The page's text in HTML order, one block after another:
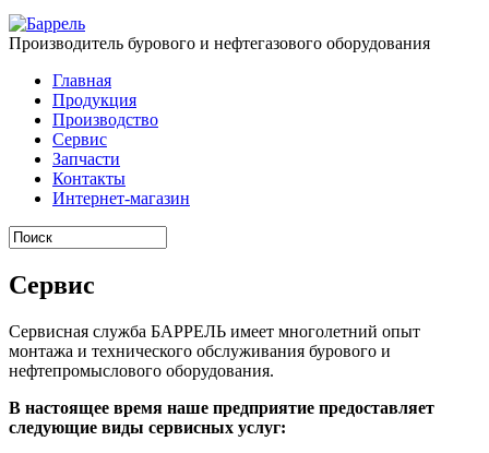
Производитель бурового и нефтегазового оборудования
Главная
Продукция
Производство
Сервис
Запчасти
Контакты
Интернет-магазин
Сервис
Сервисная служба БАРРЕЛЬ имеет многолетний опыт
монтажа и технического обслуживания бурового и
нефтепромыслового оборудования.
В настоящее время наше предприятие предоставляет
следующие виды сервисных услуг: